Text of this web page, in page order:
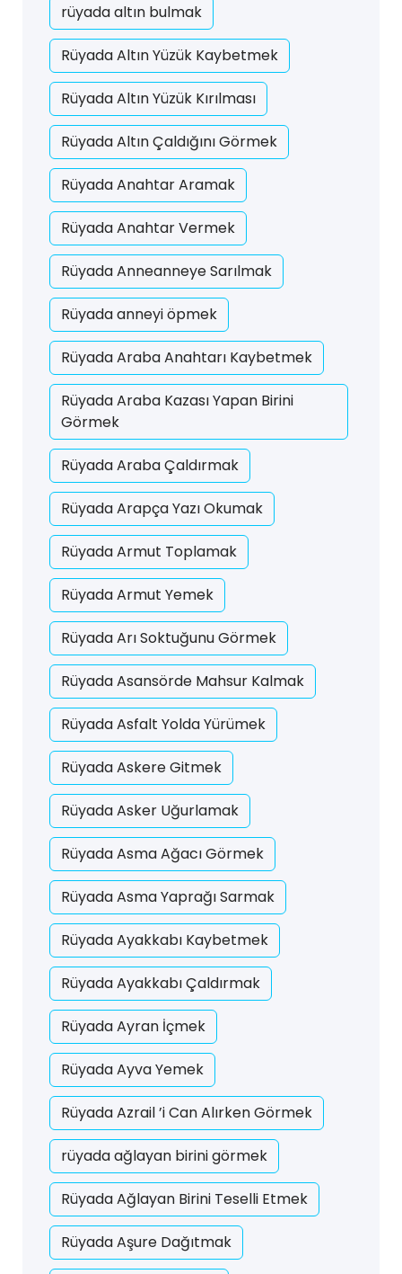
rüyada altın bulmak
Rüyada Altın Yüzük Kaybetmek
Rüyada Altın Yüzük Kırılması
Rüyada Altın Çaldığını Görmek
Rüyada Anahtar Aramak
Rüyada Anahtar Vermek
Rüyada Anneanneye Sarılmak
Rüyada anneyi öpmek
Rüyada Araba Anahtarı Kaybetmek
Rüyada Araba Kazası Yapan Birini
Görmek
Rüyada Araba Çaldırmak
Rüyada Arapça Yazı Okumak
Rüyada Armut Toplamak
Rüyada Armut Yemek
Rüyada Arı Soktuğunu Görmek
Rüyada Asansörde Mahsur Kalmak
Rüyada Asfalt Yolda Yürümek
Rüyada Askere Gitmek
Rüyada Asker Uğurlamak
Rüyada Asma Ağacı Görmek
Rüyada Asma Yaprağı Sarmak
Rüyada Ayakkabı Kaybetmek
Rüyada Ayakkabı Çaldırmak
Rüyada Ayran İçmek
Rüyada Ayva Yemek
Rüyada Azrail ’i Can Alırken Görmek
rüyada ağlayan birini görmek
Rüyada Ağlayan Birini Teselli Etmek
Rüyada Aşure Dağıtmak